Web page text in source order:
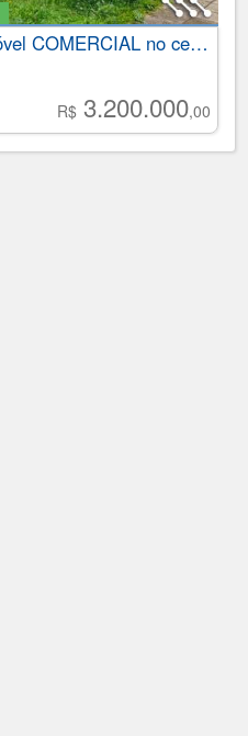
Oportunidade Única - imóvel COMERCIAL no centro da cidade
R$3.200.000,00